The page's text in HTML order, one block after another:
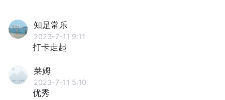
知足常乐
2023-7-11 9:11
打卡走起
莱姆
2023-7-11 5:10
优秀